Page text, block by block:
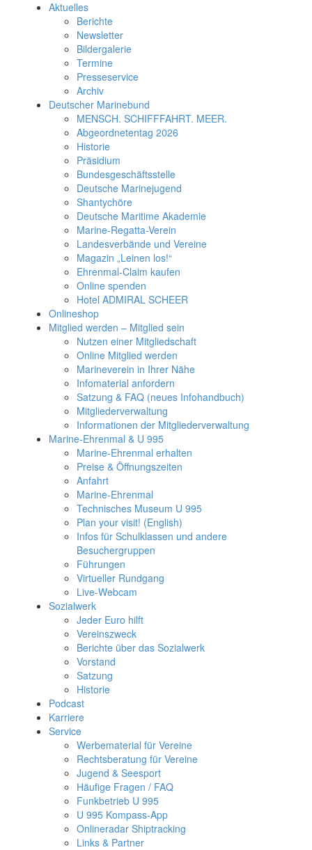
Aktuelles
Berichte
Newsletter
Bildergalerie
Termine
Presseservice
Archiv
Deutscher Marinebund
MENSCH. SCHIFFFAHRT. MEER.
Abgeordnetentag 2026
Historie
Präsidium
Bundesgeschäftsstelle
Deutsche Marinejugend
Shantychöre
Deutsche Maritime Akademie
Marine-Regatta-Verein
Landesverbände und Vereine
Magazin „Leinen los!“
Ehrenmal-Claim kaufen
Online spenden
Hotel ADMIRAL SCHEER
Onlineshop
Mitglied werden – Mitglied sein
Nutzen einer Mitgliedschaft
Online Mitglied werden
Marineverein in Ihrer Nähe
Infomaterial anfordern
Satzung & FAQ (neues Infohandbuch)
Mitgliederverwaltung
Informationen der Mitgliederverwaltung
Marine-Ehrenmal & U 995
Marine-Ehrenmal erhalten
Preise & Öffnungszeiten
Anfahrt
Marine-Ehrenmal
Technisches Museum U 995
Plan your visit! (English)
Infos für Schulklassen und andere
Besuchergruppen
Führungen
Virtueller Rundgang
Live-Webcam
Sozialwerk
Jeder Euro hilft
Vereinszweck
Berichte über das Sozialwerk
Vorstand
Satzung
Historie
Podcast
Karriere
Service
Werbematerial für Vereine
Rechtsberatung für Vereine
Jugend & Seesport
Häufige Fragen / FAQ
Funkbetrieb U 995
U 995 Kompass-App
Onlineradar Shiptracking
Links & Partner